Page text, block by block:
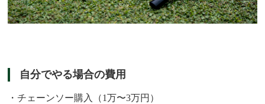
自分でやる場合の費用
・チェーンソー購入（1万〜3万円）